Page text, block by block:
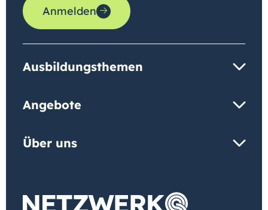
Anmelden
Ausbildungsthemen
Angebote
Über uns